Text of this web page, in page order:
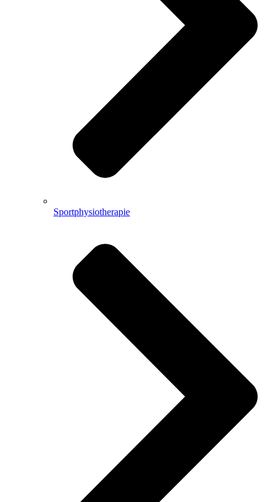
Sportphysiotherapie